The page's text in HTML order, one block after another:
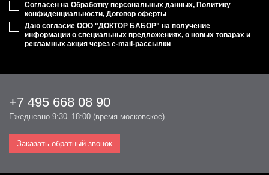
Согласен на Обработку персональных данных, Политику
конфиденциальности, Договор оферты
Даю согласие ООО "ДОКТОР БАБОР" на получение
информации о специальных предложениях, о новых товарах и
рекламных акция через e-mail-рассылки
+7 495 668 08 90
Ежедневно 9:30–18:00 (время московское)
Заказать обратный звонок